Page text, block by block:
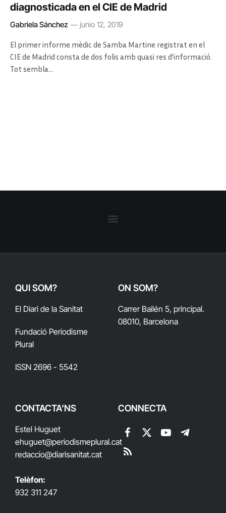
diagnosticada en el CIE de Madrid
Gabriela Sánchez junio 12, 2019
El primer informe mèdic de Samba Martine registrat en el
CIE de Madrid consta de dos folis amb quasi res d’informació.
Tot sembla…
QUI SOM?
El Diari de la Sanitat
Fundació Periodisme
Plural
ISSN 2696 - 5542
ON SOM?
Carrer Bailén 5, principal.
08010, Barcelona
CONTACTA'NS
Estel Huguet
ehuguet@periodismeplural.cat
redaccio@diarisanitat.cat
Telèfon:
932 311 247
CONNECTA
Facebook
X
YouTubeTelegram
RSS